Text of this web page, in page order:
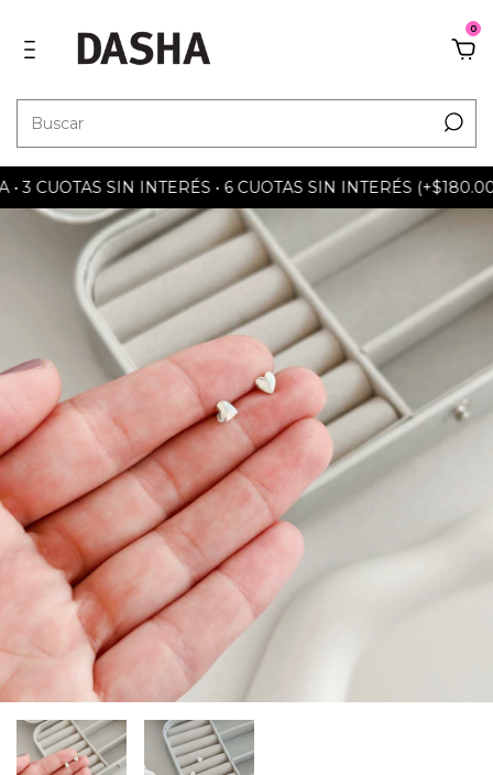
0
CUOTAS SIN INTERÉS • 6 CUOTAS SIN INTERÉS